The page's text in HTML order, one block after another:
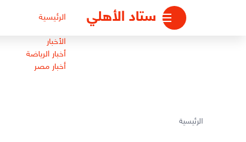
ستاد الأهلي الرئيسية
الأخبار
أخبار الرياضة
أخبار مصر
الرئيسية